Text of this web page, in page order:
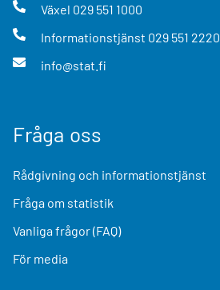
Växel 029 551 1000
Informationstjänst 029 551 2220
info@stat.fi
Fråga oss
Rådgivning och informationstjänst
Fråga om statistik
Vanliga frågor (FAQ)
För media